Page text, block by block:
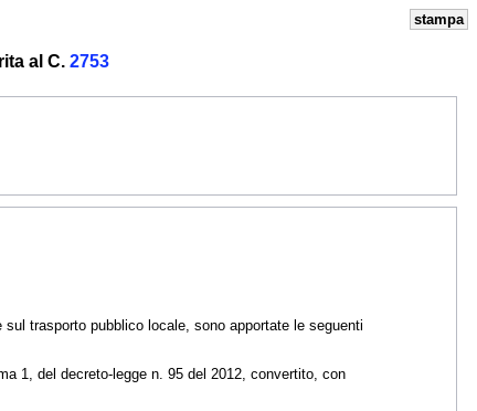
stampa
al C. 2753
trasporto pubblico locale, sono apportate le seguenti
1, del decreto-legge n. 95 del 2012, convertito, con